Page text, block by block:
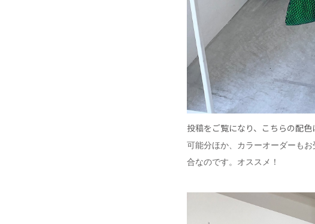
投稿をご覧になり、こちらの配
可能分ほか、カラーオーダーも
合なのです。オススメ！